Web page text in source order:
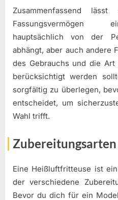
Zusammenfassend
Fassungsvermögen
hauptsächlich von der
abhängt, aber auch andere
des Gebrauchs und die
berücksichtigt werden
sorgfältig zu überlegen,
entscheidet, um
Wahl trifft.
Eine Heißluftfritteuse ist
der verschiedene
Bevor du dich für ein